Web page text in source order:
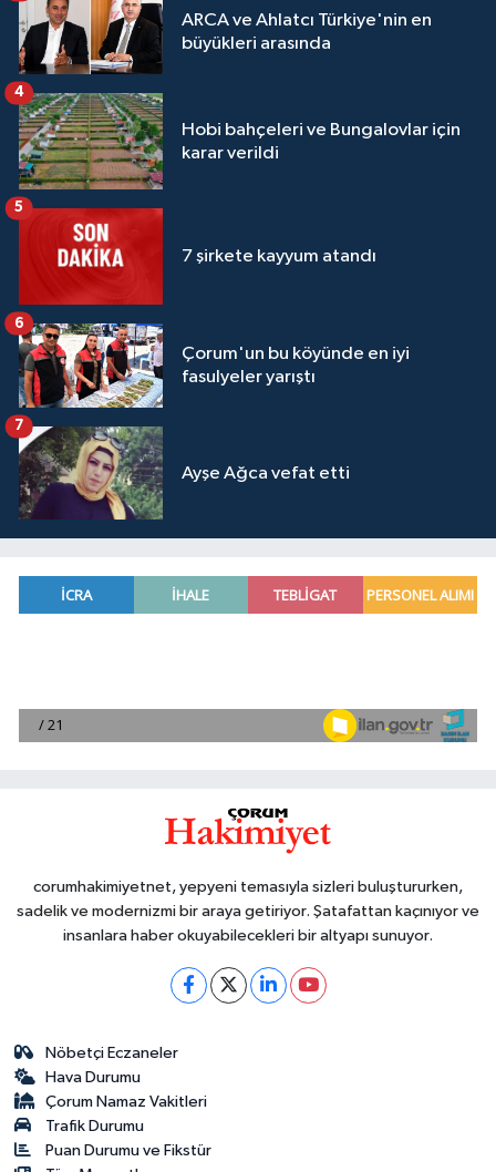
ARCA ve Ahlatcı Türkiye'nin en
büyükleri arasında
Hobi bahçeleri ve Bungalovlar için
karar verildi
4
7 şirkete kayyum atandı
5
Çorum'un bu köyünde en iyi
fasulyeler yarıştı
6
Ayşe Ağca vefat etti
7
corumhakimiyetnet, yepyeni temasıyla sizleri buluştururken,
sadelik ve modernizmi bir araya getiriyor. Şatafattan kaçınıyor ve
insanlara haber okuyabilecekleri bir altyapı sunuyor.
Nöbetçi Eczaneler
Hava Durumu
Çorum Namaz Vakitleri
Trafik Durumu
Puan Durumu ve Fikstür